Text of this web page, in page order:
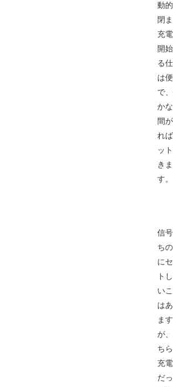
動
閉
充
開
る
は
で
か
間
れ
ッ
きま
す。
信
ち
に
ト
い
は
ます
が
ち
充
だ